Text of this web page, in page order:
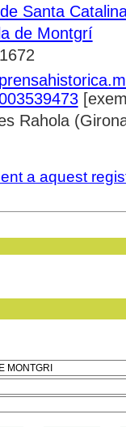
Santa
de Montgrí
Rahola
a aquest